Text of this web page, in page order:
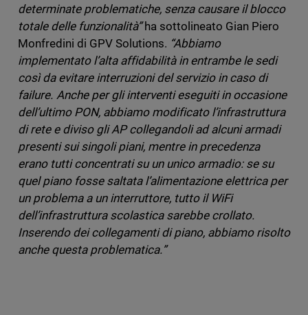
determinate problematiche, senza causare il blocco
totale delle funzionalità”ha sottolineato Gian Piero
Monfredini di GPV Solutions. “Abbiamo
implementato l’alta affidabilità in entrambe le sedi
così da evitare interruzioni del servizio in caso di
failure. Anche per gli interventi eseguiti in occasione
dell’ultimo PON, abbiamo modificato l’infrastruttura
di rete e diviso gli AP collegandoli ad alcuni armadi
presenti sui singoli piani, mentre in precedenza
erano tutti concentrati su un unico armadio: se su
quel piano fosse saltata l’alimentazione elettrica per
un problema a un interruttore, tutto il WiFi
dell’infrastruttura scolastica sarebbe crollato.
Inserendo dei collegamenti di piano, abbiamo risolto
anche questa problematica.”